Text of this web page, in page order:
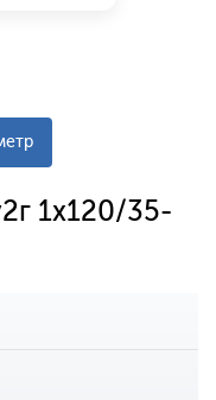
1x120/35-